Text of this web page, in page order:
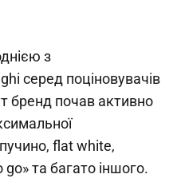
з
серед поціновувачів
бренд почав активно
flat white,
та багато іншого.